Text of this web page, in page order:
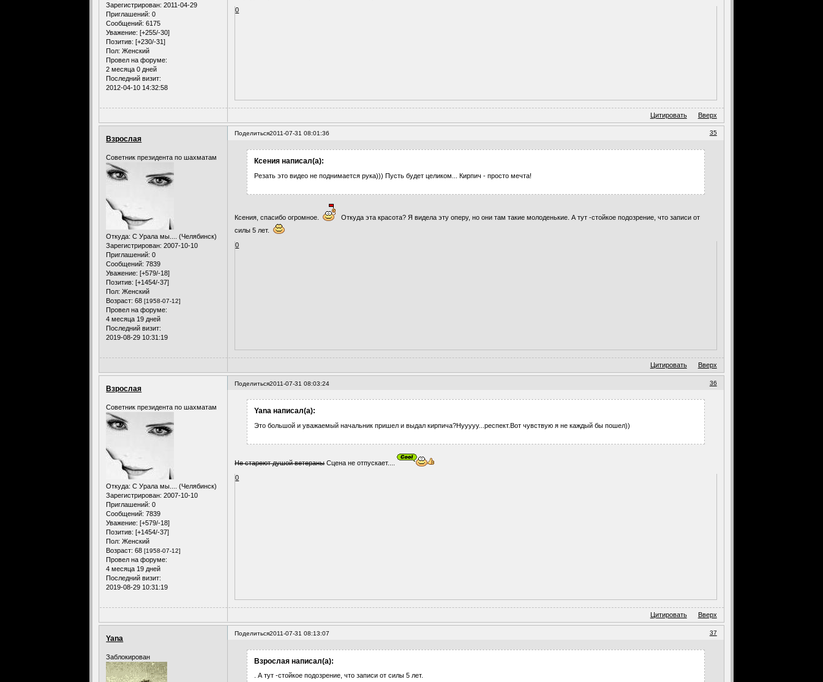
Зарегистрирован: 2011-04-29
Приглашений: 0
Сообщений: 6175
Уважение: [+255/-30]
Позитив: [+230/-31]
Пол: Женский
Провел на форуме:
2 месяца 0 дней
Последний визит:
2012-04-10 14:32:58
0
Цитировать Вверх
Поделиться 35
2011-07-31 08:01:36
Взрослая
Советник президента по шахматам
Откуда: С Урала мы.... (Челябинск)
Зарегистрирован: 2007-10-10
Приглашений: 0
Сообщений: 7839
Уважение: [+579/-18]
Позитив: [+1454/-37]
Пол: Женский
Возраст: 68[1958-07-12]
Провел на форуме:
4 месяца 19 дней
Последний визит:
2019-08-29 10:31:19
Ксения написал(а):
Резать это видео не поднимается рука))) Пусть будет целиком... Кирпич - просто мечта!
Ксения, спасибо огромное.
Откуда эта красота? Я видела эту оперу, но они там такие молоденькие. А тут -стойкое подозрение, что записи от
силы 5 лет.
0
Цитировать Вверх
Поделиться 36
2011-07-31 08:03:24
Взрослая
Советник президента по шахматам
Откуда: С Урала мы.... (Челябинск)
Зарегистрирован: 2007-10-10
Приглашений: 0
Сообщений: 7839
Уважение: [+579/-18]
Позитив: [+1454/-37]
Пол: Женский
Возраст: 68[1958-07-12]
Провел на форуме:
4 месяца 19 дней
Последний визит:
2019-08-29 10:31:19
Yana написал(а):
Это большой и уважаемый начальник пришел и выдал кирпича?Нууууу...респект.Вот чувствую я не каждый бы пошел))
Не стареют душой ветераныСцена не отпускает....
0
Цитировать Вверх
Поделиться 37
2011-07-31 08:13:07
Yana
Заблокирован Взрослая написал(а):
. А тут -стойкое подозрение, что записи от силы 5 лет.